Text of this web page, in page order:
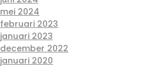
mei 2024
februari 2023
januari 2023
december 2022
januari 2020